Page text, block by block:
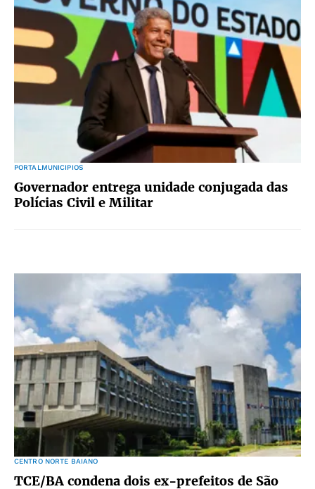
PORTALMUNICIPIOS
Governador entrega unidade conjugada das
Polícias Civil e Militar
CENTRO NORTE BAIANO
TCE/BA condena dois ex-prefeitos de São